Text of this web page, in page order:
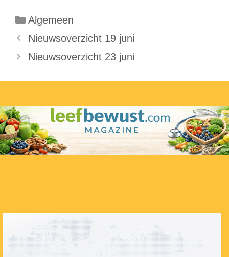
Categorieën
Algemeen
Nieuwsoverzicht 19 juni
Nieuwsoverzicht 23 juni